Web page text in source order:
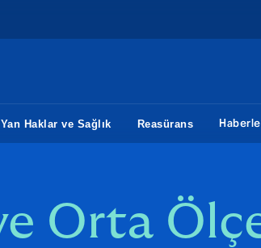
Haklar ve Sağlık Reasürans
Orta